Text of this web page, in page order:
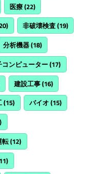
医療(22)
非破壊検査(19)
分析機器(18)
コンピューター(17)
建設工事(16)
(15) バイオ (15)
転(12)